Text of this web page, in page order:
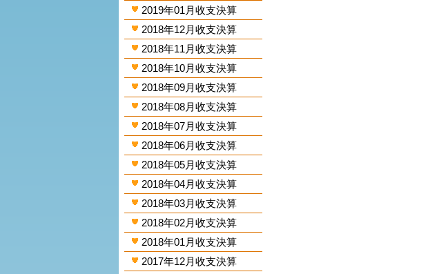
2019年01月收支決算
2018年12月收支決算
2018年11月收支決算
2018年10月收支決算
2018年09月收支決算
2018年08月收支決算
2018年07月收支決算
2018年06月收支決算
2018年05月收支決算
2018年04月收支決算
2018年03月收支決算
2018年02月收支決算
2018年01月收支決算
2017年12月收支決算